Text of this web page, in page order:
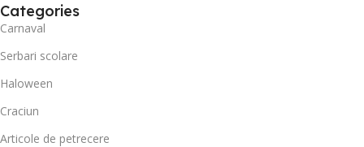
Categories
Carnaval
Serbari scolare
Haloween
Craciun
Articole de petrecere